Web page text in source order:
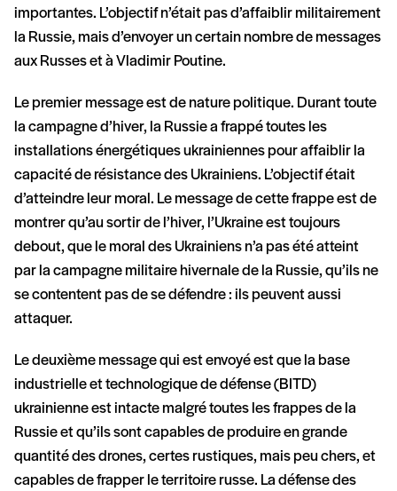
importantes. L’objectif n’était pas d’affaiblir militairement
la Russie, mais d’envoyer un certain nombre de messages
aux Russes et à Vladimir Poutine.
Le premier message est de nature politique. Durant toute
la campagne d’hiver, la Russie a frappé toutes les
installations énergétiques ukrainiennes pour affaiblir la
capacité de résistance des Ukrainiens. L’objectif était
d’atteindre leur moral. Le message de cette frappe est de
montrer qu’au sortir de l’hiver, l’Ukraine est toujours
debout, que le moral des Ukrainiens n’a pas été atteint
par la campagne militaire hivernale de la Russie, qu’ils ne
se contentent pas de se défendre : ils peuvent aussi
attaquer.
Le deuxième message qui est envoyé est que la base
industrielle et technologique de défense (BITD)
ukrainienne est intacte malgré toutes les frappes de la
Russie et qu’ils sont capables de produire en grande
quantité des drones, certes rustiques, mais peu chers, et
capables de frapper le territoire russe. La défense des